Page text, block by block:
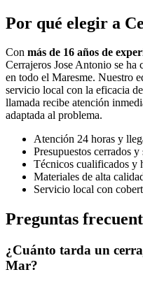
Por qué elegir a
Con más de 16 años de
Cerrajeros Jose Antonio se
en todo el Maresme. Nuestro
servicio local con la eficacia
llamada recibe atención
adaptada al problema.
Atención 24 horas y
Presupuestos cerrados
Técnicos cualificados y
Materiales de alta
Servicio local con
Preguntas
¿Cuánto tarda un
Mar?